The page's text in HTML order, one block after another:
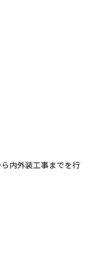
内外装工事までを行